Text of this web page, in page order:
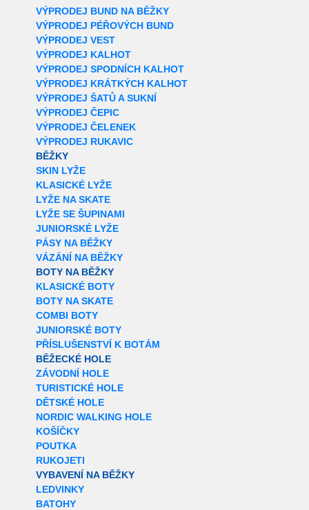
VÝPRODEJ BUND NA BĚŽKY
VÝPRODEJ PÉŘOVÝCH BUND
VÝPRODEJ VEST
VÝPRODEJ KALHOT
VÝPRODEJ SPODNÍCH KALHOT
VÝPRODEJ KRÁTKÝCH KALHOT
VÝPRODEJ ŠATŮ A SUKNÍ
VÝPRODEJ ČEPIC
VÝPRODEJ ČELENEK
VÝPRODEJ RUKAVIC
BĚŽKY
SKIN LYŽE
KLASICKÉ LYŽE
LYŽE NA SKATE
LYŽE SE ŠUPINAMI
JUNIORSKÉ LYŽE
PÁSY NA BĚŽKY
VÁZÁNÍ NA BĚŽKY
BOTY NA BĚŽKY
KLASICKÉ BOTY
BOTY NA SKATE
COMBI BOTY
JUNIORSKÉ BOTY
PŘÍSLUŠENSTVÍ K BOTÁM
BĚŽECKÉ HOLE
ZÁVODNÍ HOLE
TURISTICKÉ HOLE
DĚTSKÉ HOLE
NORDIC WALKING HOLE
KOŠÍČKY
POUTKA
RUKOJETI
VYBAVENÍ NA BĚŽKY
LEDVINKY
BATOHY